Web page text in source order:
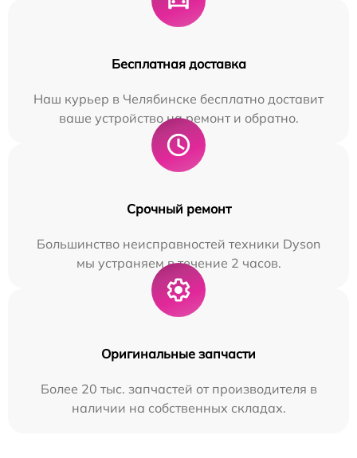
Бесплатная доставка
Наш курьер в Челябинске бесплатно доставит
ваше устройство на ремонт и обратно.
Срочный ремонт
Большинство неисправностей техники Dyson
мы устраняем в течение 2 часов.
Оригинальные запчасти
Более 20 тыс. запчастей от производителя в
наличии на собственных складах.